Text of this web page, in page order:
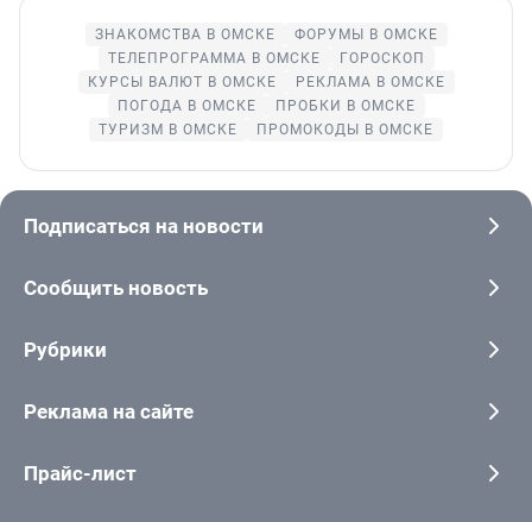
ЗНАКОМСТВА В ОМСКЕ
ФОРУМЫ В ОМСКЕ
ТЕЛЕПРОГРАММА В ОМСКЕ
ГОРОСКОП
КУРСЫ ВАЛЮТ В ОМСКЕ
РЕКЛАМА В ОМСКЕ
ПОГОДА В ОМСКЕ
ПРОБКИ В ОМСКЕ
ТУРИЗМ В ОМСКЕ
ПРОМОКОДЫ В ОМСКЕ
Подписаться на новости
Сообщить новость
Рубрики
Реклама на сайте
Прайс-лист